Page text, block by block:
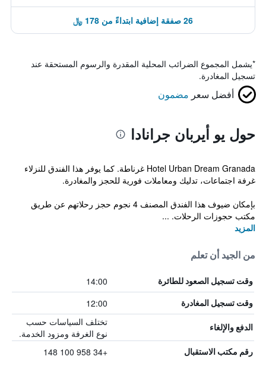
26 صفقة إضافية ابتداءً من 178 ﷼
*يشمل المجموع الضرائب المحلية المقدرة والرسوم المستحقة عند
تسجيل المغادرة.
أفضل سعر مضمون
حول يو أيربان جرانادا
Hotel Urban Dream Granada غرناطة. كما يوفر هذا الفندق للنزلاء
غرفة اجتماعات، تدليك ومعاملات فورية للحجز والمغادرة.
بإمكان ضيوف هذا الفندق المصنف 4 نجوم حجز رحلاتهم عن طريق
مكتب حجوزات الرحلات. ...
المزيد
من الجيد أن تعلم
وقت تسجيل الصعود للطائرة 14:00
وقت تسجيل المغادرة 12:00
الدفع والإلغاء
تختلف السياسات حسب
نوع الغرفة ومزود الخدمة.
رقم مكتب الاستقبال +34 958 100 148